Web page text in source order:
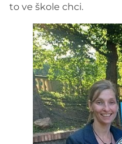
to ve škole chci.